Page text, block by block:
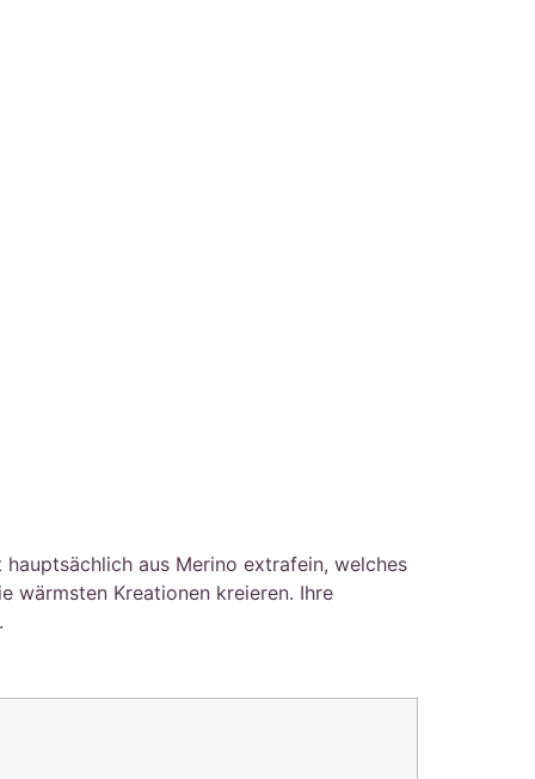
aus Merino extrafein, welches
wärmsten Kreationen kreieren. Ihre